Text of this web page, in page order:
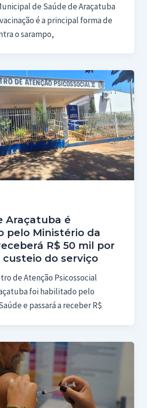
de Saúde de Araçatuba
é a principal forma de
o sarampo,
Araçatuba é
pelo Ministério da
R$ 50 mil por
custeio do serviço
de Atenção Psicossocial
foi habilitado pelo
e passará a receber R$